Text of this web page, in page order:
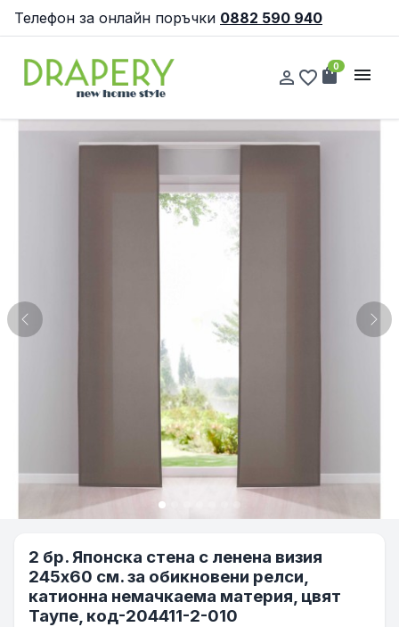
Телефон за онлайн поръчки 0882 590 940
person_outline favorite_border shopping_bag
0 menu
Previous
2 бр. Японска стена с ленена визия
245x60 см. за обикновени релси,
катионна немачкаема материя, цвят
Таупе, код-204411-2-010